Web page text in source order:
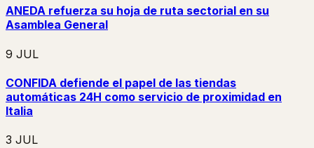
ANEDA refuerza su hoja de ruta sectorial en su
Asamblea General
9 JUL
CONFIDA defiende el papel de las tiendas
automáticas 24H como servicio de proximidad en
Italia
3 JUL